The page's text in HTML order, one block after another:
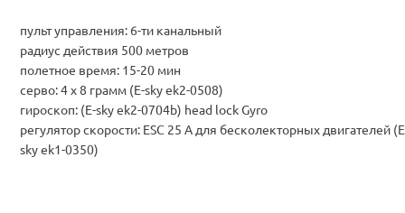
пульт управления: 6-ти канальный
радиус действия 500 метров
полетное время: 15-20 мин
серво: 4 x 8 грамм (E-sky ek2-0508)
гироскоп: (E-sky ek2-0704b) head lock Gyro
регулятор скорости: ESC 25 А для бесколекторных двигателей
sky ek1-0350)